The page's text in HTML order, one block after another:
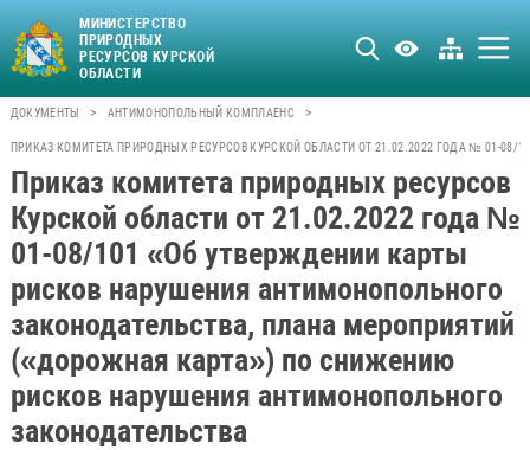
МИНИСТЕРСТВО
ПРИРОДНЫХ
РЕСУРСОВ КУРСКОЙ
ОБЛАСТИ
ДОКУМЕНТЫ > АНТИМОНОПОЛЬНЫЙ КОМПЛАЕНС >
ПРИКАЗ КОМИТЕТА ПРИРОДНЫХ РЕСУРСОВ КУРСКОЙ ОБЛАСТИ ОТ 21.02.2022 ГОДА № 01-
Приказ комитета природных ресурсов
Курской области от 21.02.2022 года №
01-08/101 «Об утверждении карты
рисков нарушения антимонопольного
законодательства, плана мероприятий
(«дорожная карта») по снижению
рисков нарушения антимонопольного
законодательства